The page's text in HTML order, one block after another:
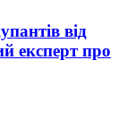
від
експерт про